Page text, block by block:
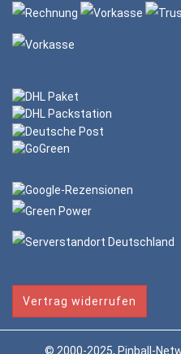
Vertrag widerrufen
© 2000-2025, Pinball-